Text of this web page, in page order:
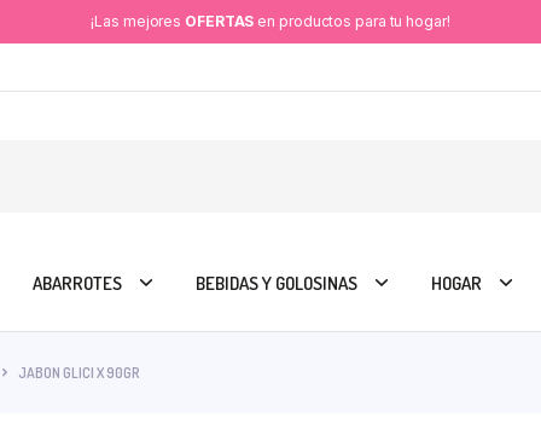
¡Las mejores OFERTAS en productos para tu hogar!
ABARROTES BEBIDAS Y GOLOSINAS HOGAR
JABON GLICI X 90GR